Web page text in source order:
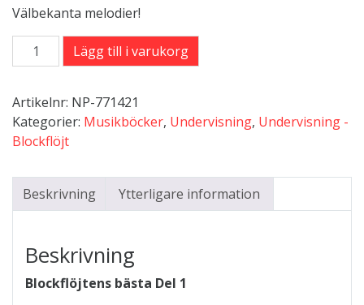
Välbekanta melodier!
Blockflöjtens
bästa
1
mängd
Lägg till i varukorg
Artikelnr: NP-771421
Kategorier: Musikböcker, Undervisning, Undervisning -
Blockflöjt
Beskrivning Ytterligare information
Beskrivning
Blockflöjtens bästa Del 1